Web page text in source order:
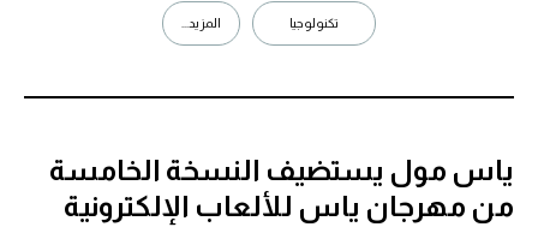
تكنولوجيا المزيد...
ياس مول يستضيف النسخة الخامسة
من مهرجان ياس للألعاب الإلكترونية